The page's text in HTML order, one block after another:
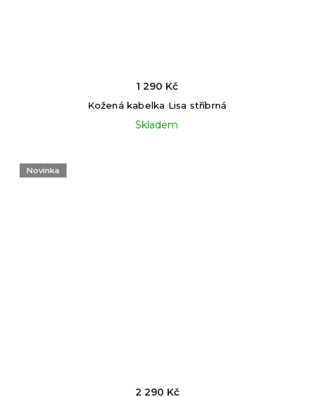
Kožená kabelka Lisa stříbrná
Skladem
1 290 Kč
Novinka
2 290 Kč